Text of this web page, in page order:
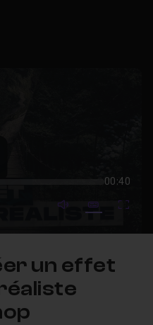
00:40
mute video
Subtitles
un effet